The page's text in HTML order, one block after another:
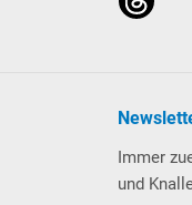
Immer
und